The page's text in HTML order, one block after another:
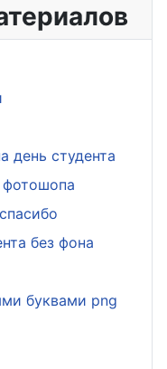
день студента
фотошопа
без фона
буквами png